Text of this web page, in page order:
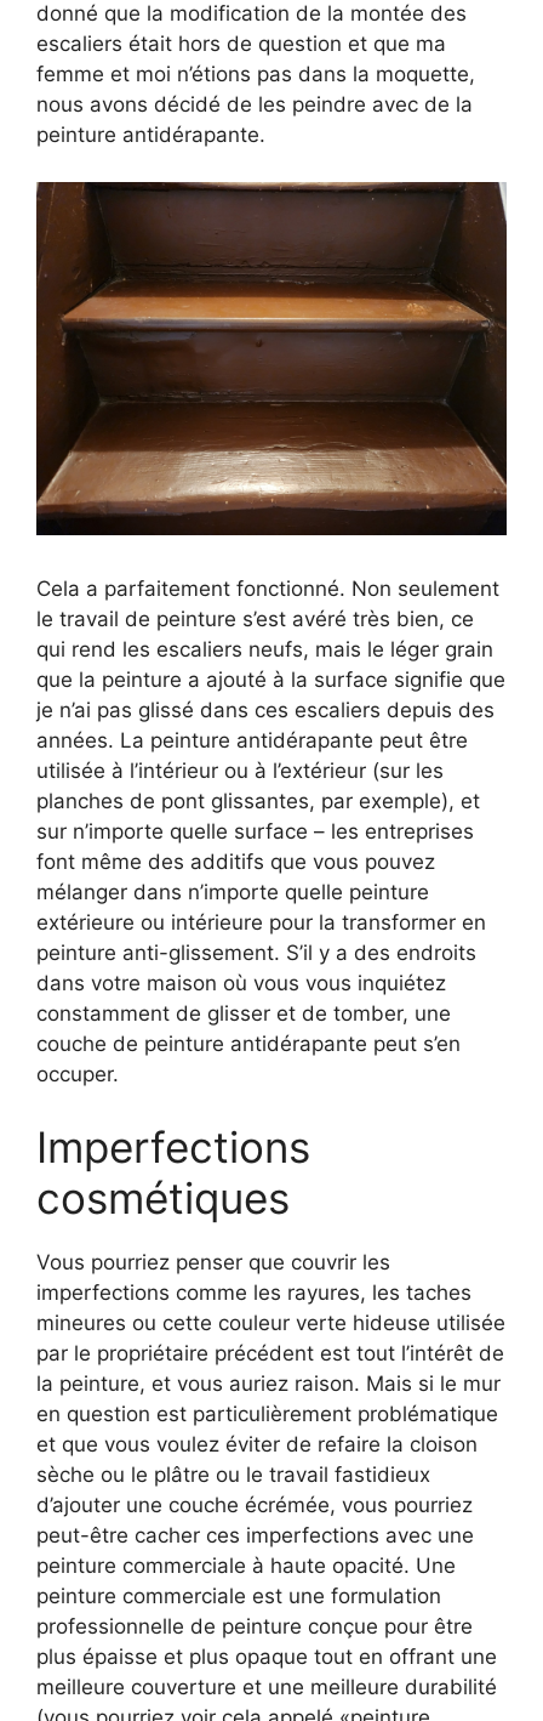
donné que la modification de la montée des
escaliers était hors de question et que ma
femme et moi n’étions pas dans la moquette,
nous avons décidé de les peindre avec de la
peinture antidérapante.
Cela a parfaitement fonctionné. Non seulement
le travail de peinture s’est avéré très bien, ce
qui rend les escaliers neufs, mais le léger grain
que la peinture a ajouté à la surface signifie que
je n’ai pas glissé dans ces escaliers depuis des
années. La peinture antidérapante peut être
utilisée à l’intérieur ou à l’extérieur (sur les
planches de pont glissantes, par exemple), et
sur n’importe quelle surface – les entreprises
font même des additifs que vous pouvez
mélanger dans n’importe quelle peinture
extérieure ou intérieure pour la transformer en
peinture anti-glissement. S’il y a des endroits
dans votre maison où vous vous inquiétez
constamment de glisser et de tomber, une
couche de peinture antidérapante peut s’en
occuper.
Imperfections
cosmétiques
Vous pourriez penser que couvrir les
imperfections comme les rayures, les taches
mineures ou cette couleur verte hideuse utilisée
par le propriétaire précédent est tout l’intérêt de
la peinture, et vous auriez raison. Mais si le mur
en question est particulièrement problématique
et que vous voulez éviter de refaire la cloison
sèche ou le plâtre ou le travail fastidieux
d’ajouter une couche écrémée, vous pourriez
peut-être cacher ces imperfections avec une
peinture commerciale à haute opacité. Une
peinture commerciale est une formulation
professionnelle de peinture conçue pour être
plus épaisse et plus opaque tout en offrant une
meilleure couverture et une meilleure durabilité